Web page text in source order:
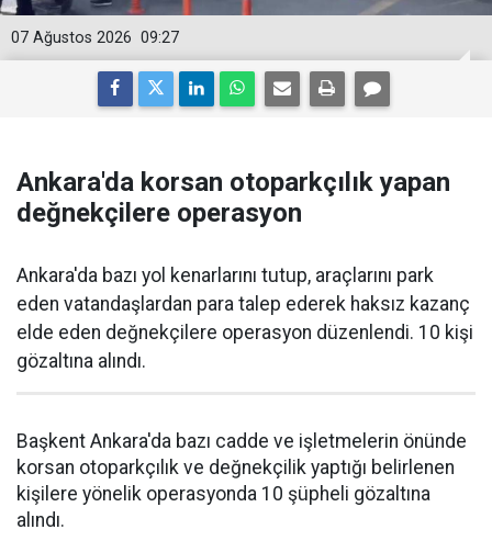
09:27
07 Ağustos 2026
Ankara'da korsan otoparkçılık yapan
değnekçilere operasyon
Ankara'da bazı yol kenarlarını tutup, araçlarını park
eden vatandaşlardan para talep ederek haksız kazanç
elde eden değnekçilere operasyon düzenlendi. 10 kişi
gözaltına alındı.
Başkent Ankara'da bazı cadde ve işletmelerin önünde
korsan otoparkçılık ve değnekçilik yaptığı belirlenen
kişilere yönelik operasyonda 10 şüpheli gözaltına
alındı.